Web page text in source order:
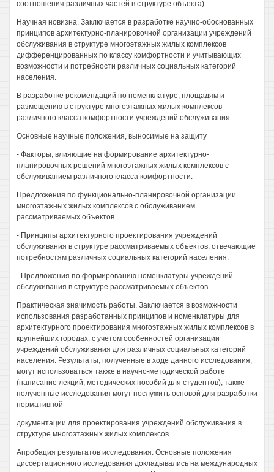
соотношения различных частей в структуре объекта).
Научная новизна. Заключается в разработке научно-обоснованных
принципов архитектурно-планировочной организации учреждений
обслуживания в структуре многоэтажных жилых комплексов
дифференцированных по классу комфортности и учитывающих
возможности и потребности различных социальных категорий
населения.
В разработке рекомендаций по номенклатуре, площадям и
размещению в структуре многоэтажных жилых комплексов
различного класса комфортности учреждений обслуживания.
Основные научные положения, выносимые на защиту
- Факторы, влияющие на формирование архитектурно-
планировочных решений многоэтажных жилых комплексов с
обслуживанием различного класса комфортности.
Предложения по функционально-планировочной организации
многоэтажных жилых комплексов с обслуживанием
рассматриваемых объектов.
- Принципы архитектурного проектирования учреждений
обслуживания в структуре рассматриваемых объектов, отвечающие
потребностям различных социальных категорий населения.
- Предложения по формированию номенклатуры учреждений
обслуживания в структуре рассматриваемых объектов.
Практическая значимость работы. Заключается в возможности
использования разработанных принципов и номенклатуры для
архитектурного проектирования многоэтажных жилых комплексов в
крупнейших городах, с учетом особенностей организации
учреждений обслуживания для различных социальных категорий
населения. Результаты, полученные в ходе данного исследования,
могут использоваться также в научно-методической работе
(написание лекций, методических пособий для студентов), также
полученные исследования могут послужить основой для разработки
нормативной
документации для проектирования учреждений обслуживания в
структуре многоэтажных жилых комплексов.
Апробация результатов исследования. Основные положения
диссертационного исследования докладывались на международных